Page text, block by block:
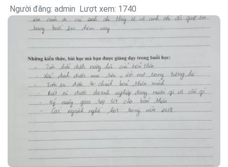
Người đăng: admin Lượt xem: 1740